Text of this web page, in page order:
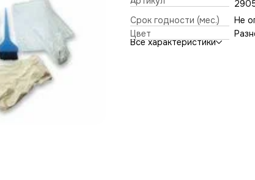
Срок годности (мес.)
Не
Цвет
Все характеристики